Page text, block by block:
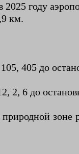
году
км.
405 до
2, 6 до